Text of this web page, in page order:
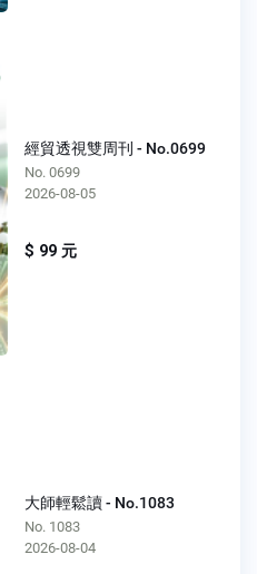
經貿透視雙周刊 - No.0699
No. 0699
2026-08-05
$ 99 元
大師輕鬆讀 - No.1083
No. 1083
2026-08-04